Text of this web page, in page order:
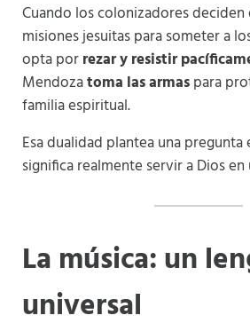
Cuando los colonizadores
misiones jesuitas para someter a
opta porrezar y resistir
Mendozatoma las armaspara
familia espiritual.
Esa dualidad plantea una pregunta
significa realmente servir a Dios
La música: un
universal